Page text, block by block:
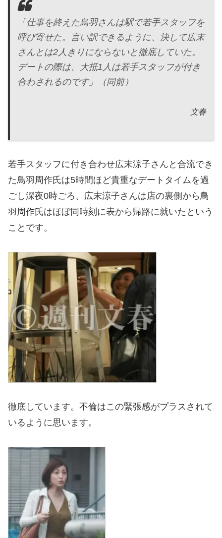
「仕事を終えた鳥羽さんは駅で若手スタッフを
呼び寄せた。言い訳できるように、決して広末
さんとは2人きりにならないと徹底していた。
デートの際は、大抵1人は若手スタッフが付き
合わされるのです」（同前）
文春
若手スタッフに付き合わせ広末涼子さんと合流でき
た鳥羽周作氏は5時間ほど貴重なデートタイムを過
ごし深夜0時ごろ、広末涼子さんは店の裏側から鳥
羽周作氏はほぼ同時刻に表から帰路に就いたという
ことです。
徹底しています。不倫はこの緊張感がプラスされて
いるように思います。